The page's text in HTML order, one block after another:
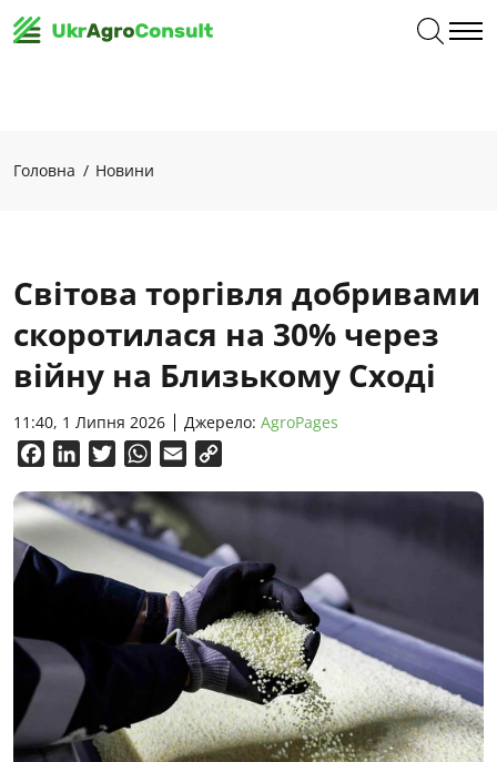
Головна Новини
Світова торгівля добривами
скоротилася на 30% через
війну на Близькому Сході
11:40, 1 Липня 2026 Джерело: AgroPages
FacebookLinkedInTwitterWhatsApp
Email